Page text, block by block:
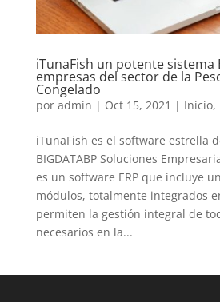
iTunaFish un potente sistema
empresas del sector de la
Congelado
por admin | Oct 15, 2021 | Inicio,
iTunaFish es el software estrella
BIGDATABP Soluciones
es un software ERP que incluye
módulos, totalmente integrados
permiten la gestión integral de
necesarios en la...